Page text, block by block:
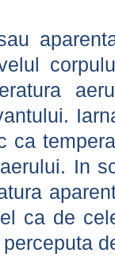
ca
In
ca de